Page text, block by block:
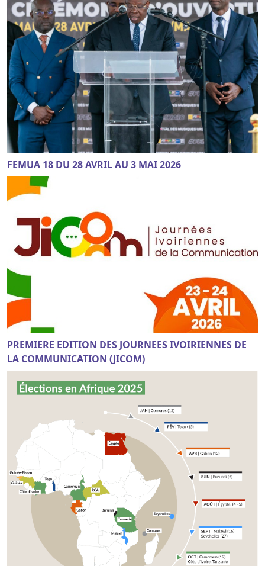
FEMUA 18 DU 28 AVRIL AU 3 MAI 2026
PREMIERE EDITION DES JOURNEES IVOIRIENNES DE
LA COMMUNICATION (JICOM)